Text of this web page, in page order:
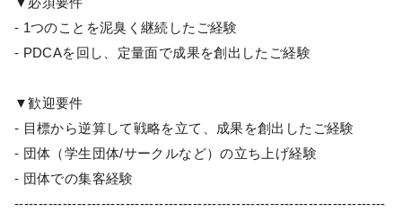
- 1つのことを泥臭く継続したご経験
- PDCAを回し、定量面で成果を創出したご経験
▼歓迎要件
- 目標から逆算して戦略を立て、成果を創出したご経験
- 団体（学生団体/サークルなど）の立ち上げ経験
- 団体での集客経験
-----------------------------------------------------------------------------